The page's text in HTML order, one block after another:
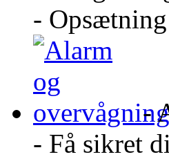
-
-
- Få sikret